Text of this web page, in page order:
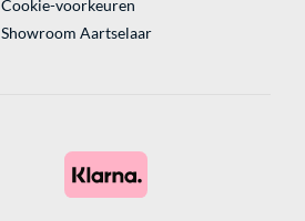
Cookie-voorkeuren
Showroom Aartselaar